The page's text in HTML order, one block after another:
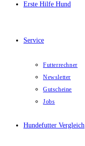
Erste Hilfe Hund
Service
Futterrechner
Newsletter
Gutscheine
Jobs
Hundefutter Vergleich